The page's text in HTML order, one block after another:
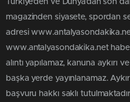
Türkiye'den ve Dünya’dan son
magazinden siyasete, spordan
adresi
www.antalyasondakika.net
alıntı yapılamaz, kanuna aykırı
başka yerde yayınlanamaz.
başvuru hakkı saklı